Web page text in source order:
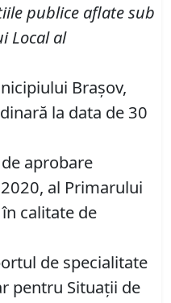
e publice aflate sub
Local al
Brașov,
la data de 30
aprobare
al Primarului
calitate de
de specialitate
pentru Situații de